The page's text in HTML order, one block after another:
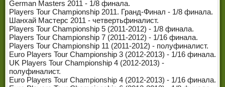
German Masters 2011 - 1/8 финала.
Players Tour Championship 2011. Гранд-Финал - 1/8 финала.
Шанхай Мастерс 2011 - четвертьфиналист.
Players Tour Championship 5 (2011-2012) - 1/8 финала.
Players Tour Championship 7 (2011-2012) - 1/16 финала.
Players Tour Championship 11 (2011-2012) - полуфиналист.
Euro Players Tour Championship 3 (2012-2013) - 1/16 финала.
UK Players Tour Championship 4 (2012-2013) -
полуфиналист.
Euro Players Tour Championship 4 (2012-2013) - 1/16 финала.